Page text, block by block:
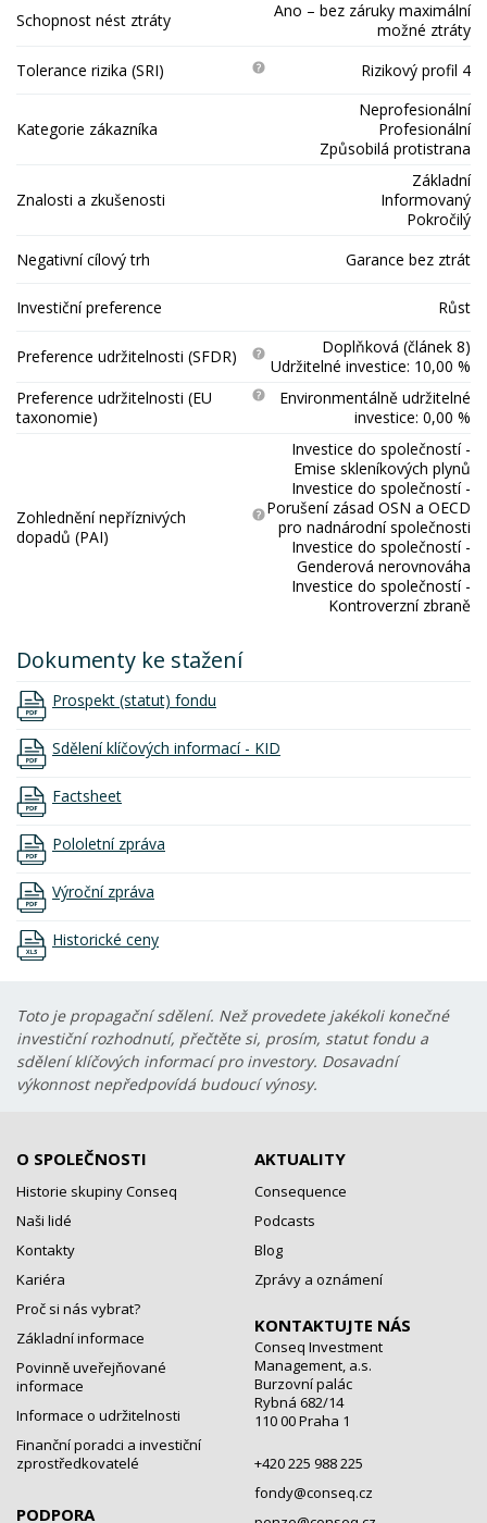
Schopnost nést ztráty
Ano – bez záruky maximální
možné ztráty
Tolerance rizika (SRI)
Rizikový profil 4
Kategorie zákazníka
Neprofesionální
Profesionální
Způsobilá protistrana
Znalosti a zkušenosti
Základní
Informovaný
Pokročilý
Negativní cílový trh
Garance bez ztrát
Investiční preference Růst
Preference udržitelnosti (SFDR)
Doplňková (článek 8)
Udržitelné investice: 10,00 %
Preference udržitelnosti (EU
taxonomie)
Environmentálně udržitelné
investice: 0,00 %
Zohlednění nepříznivých
dopadů (PAI)
Investice do společností -
Emise skleníkových plynů
Investice do společností -
Porušení zásad OSN a OECD
pro nadnárodní společnosti
Investice do společností -
Genderová nerovnováha
Investice do společností -
Kontroverzní zbraně
Dokumenty ke stažení
Prospekt (statut) fondu
Sdělení klíčových informací - KID
Factsheet
Pololetní zpráva
Výroční zpráva
Historické ceny
Toto je propagační sdělení. Než provedete jakékoli konečné
investiční rozhodnutí, přečtěte si, prosím, statut fondu a
sdělení klíčových informací pro investory. Dosavadní
výkonnost nepředpovídá budoucí výnosy.
O SPOLEČNOSTI
Historie skupiny Conseq
Naši lidé
Kontakty
Kariéra
Proč si nás vybrat?
Základní informace
Povinně uveřejňované
informace
Informace o udržitelnosti
Finanční poradci a investiční
zprostředkovatelé
PODPORA
AKTUALITY
Consequence
Podcasts
Blog
Zprávy a oznámení
KONTAKTUJTE NÁS
Conseq Investment
Management, a.s.
Burzovní palác
Rybná 682/14
110 00 Praha 1
+420 225 988 225
fondy@conseq.cz